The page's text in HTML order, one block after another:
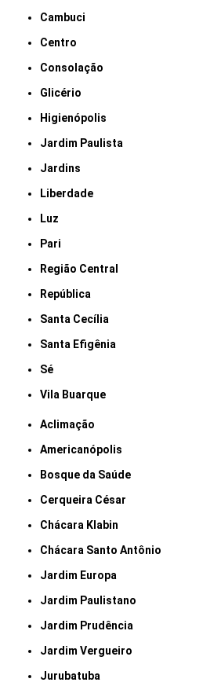
Cambuci
Centro
Consolação
Glicério
Higienópolis
Jardim Paulista
Jardins
Liberdade
Luz
Pari
Região Central
República
Santa Cecília
Santa Efigênia
Sé
Vila Buarque
Aclimação
Americanópolis
Bosque da Saúde
Cerqueira César
Chácara Klabin
Chácara Santo Antônio
Jardim Europa
Jardim Paulistano
Jardim Prudência
Jardim Vergueiro
Jurubatuba